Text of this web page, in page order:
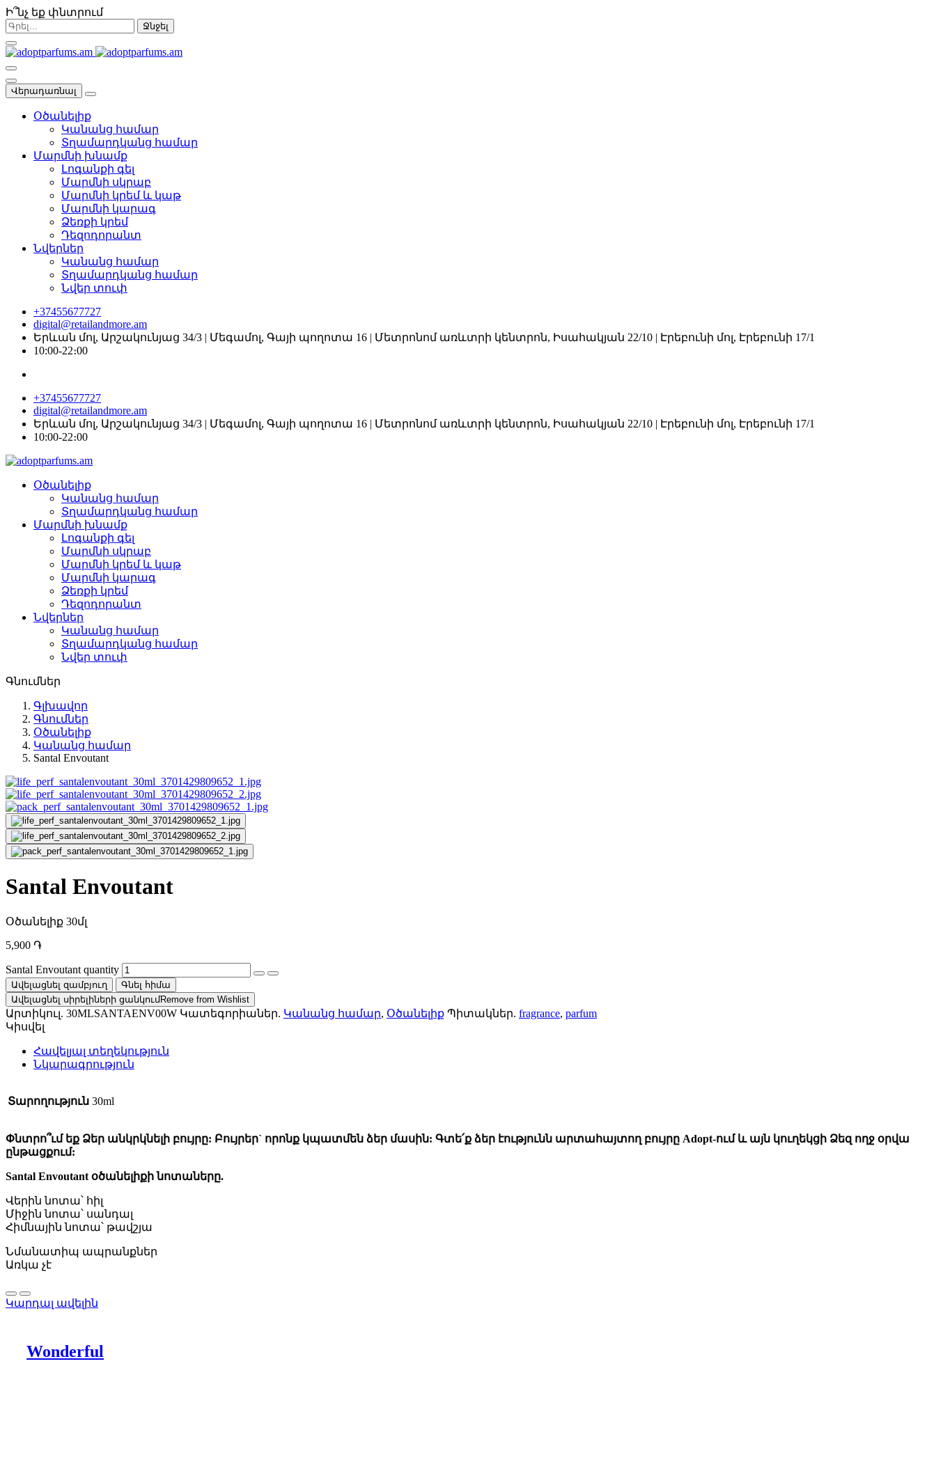
Ի՞նչ եք փնտրում
Ջնջել
Վերադառնալ
Օծանելիք
Կանանց համար
Տղամարդկանց համար
Մարմնի խնամք
Լոգանքի գել
Մարմնի սկրաբ
Մարմնի կրեմ և կաթ
Մարմնի կարագ
Ձեռքի կրեմ
Դեզոդորանտ
Նվերներ
Կանանց համար
Տղամարդկանց համար
Նվեր տուփ
+37455677727
digital@retailandmore.am
Երևան մոլ, Արշակունյաց 34/3 | Մեգամոլ, Գայի պողոտա 16 | Մետրոնոմ առևտրի կենտրոն, Իսահակյան 22/10 | Էրեբունի մոլ, Էրեբունի 17/1
10:00-22։00
+37455677727
digital@retailandmore.am
Երևան մոլ, Արշակունյաց 34/3 | Մեգամոլ, Գայի պողոտա 16 | Մետրոնոմ առևտրի կենտրոն, Իսահակյան 22/10 | Էրեբունի մոլ, Էրեբունի 17/1
10:00-22։00
Օծանելիք
Կանանց համար
Տղամարդկանց համար
Մարմնի խնամք
Լոգանքի գել
Մարմնի սկրաբ
Մարմնի կրեմ և կաթ
Մարմնի կարագ
Ձեռքի կրեմ
Դեզոդորանտ
Նվերներ
Կանանց համար
Տղամարդկանց համար
Նվեր տուփ
Գնումներ
Գլխավոր
Գնումներ
Օծանելիք
Կանանց համար
Santal Envoutant
Santal Envoutant
Օծանելիք 30մլ
5,900 ֏
Santal Envoutant quantity
Ավելացնել զամբյուղ
Գնել հիմա
Ավելացնել սիրելիների ցանկումRemove from Wishlist
Արտիկուլ. 30MLSANTAENV00W Կատեգորիաներ. Կանանց համար, Օծանելիք Պիտակներ. fragrance, parfum
Կիսվել
Հավելյալ տեղեկություն
Նկարագրություն
Տարողություն 30ml
Փնտրո՞ւմ եք Ձեր անկրկնելի բույրը: Բույրեր` որոնք կպատմեն ձեր մասին: Գտե՛ք ձեր էությունն արտահայտող բույրը Adopt-ում և այն կուղեկցի Ձեզ ողջ օրվա
ընթացքում:
Santal Envoutant օծանելիքի նոտաները.
Վերին նոտա՝ հիլ
Միջին նոտա՝ սանդալ
Հիմնային նոտա՝ թավշյա
Նմանատիպ ապրանքներ
Առկա չէ
Կարդալ ավելին
Wonderful